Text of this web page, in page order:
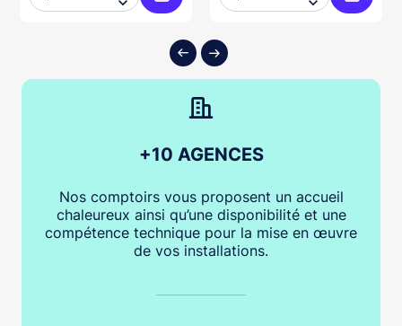
au panier
Ajouter au panier
+10 AGENCES
Nos comptoirs vous proposent un accueil
chaleureux ainsi qu’une disponibilité et une
compétence technique pour la mise en œuvre
de vos installations.